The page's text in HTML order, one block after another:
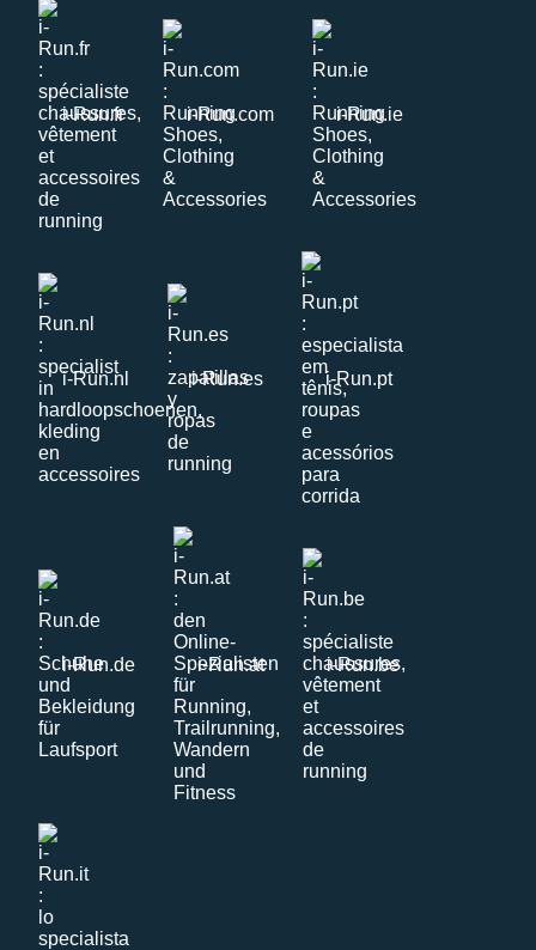
i-Run.fr i-Run.com i-Run.ie
i-Run.nl i-Run.es i-Run.pt
i-Run.de i-Run.at i-Run.be